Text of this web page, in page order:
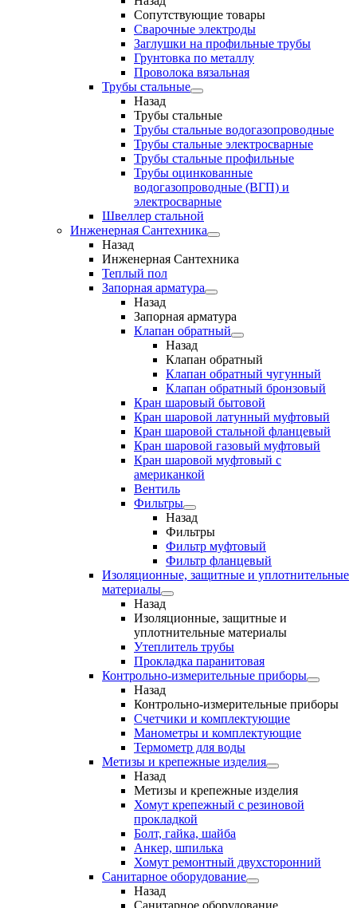
Сопутствующие товары
Сварочные электроды
Заглушки на профильные трубы
Грунтовка по металлу
Проволока вязальная
Трубы стальные
Назад
Трубы стальные
Трубы стальные водогазопроводные
Трубы стальные электросварные
Трубы стальные профильные
Трубы оцинкованные
водогазопроводные (ВГП) и
электросварные
Швеллер стальной
Инженерная Сантехника
Назад
Инженерная Сантехника
Теплый пол
Запорная арматура
Назад
Запорная арматура
Клапан обратный
Назад
Клапан обратный
Клапан обратный чугунный
Клапан обратный бронзовый
Кран шаровый бытовой
Кран шаровой латунный муфтовый
Кран шаровой стальной фланцевый
Кран шаровой газовый муфтовый
Кран шаровой муфтовый с
американкой
Вентиль
Фильтры
Назад
Фильтры
Фильтр муфтовый
Фильтр фланцевый
Изоляционные, защитные и уплотнительные
материалы
Назад
Изоляционные, защитные и
уплотнительные материалы
Утеплитель трубы
Прокладка паранитовая
Контрольно-измерительные приборы
Назад
Контрольно-измерительные приборы
Счетчики и комплектующие
Манометры и комплектующие
Термометр для воды
Метизы и крепежные изделия
Назад
Метизы и крепежные изделия
Хомут крепежный с резиновой
прокладкой
Болт, гайка, шайба
Анкер, шпилька
Хомут ремонтный двухсторонний
Санитарное оборудование
Назад
Санитарное оборудование